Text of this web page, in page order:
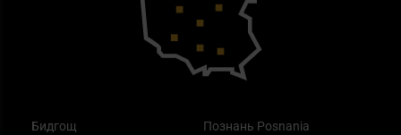
Бидгощ Познань Posnania
Найкращі спальні мішки на осінь